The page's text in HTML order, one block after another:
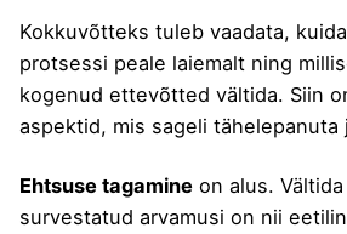
Kokkuvõtteks tuleb vaadata,
protsessi peale laiemalt ning
kogenud ettevõtted vältida. Siin
aspektid, mis sageli tähelepanuta
Ehtsuse tagamine on alus.
survestatud arvamusi on nii